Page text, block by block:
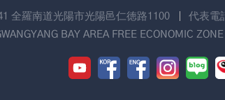
全羅南道光陽市光陽邑仁徳路1100
代表電
BAY AREA FREE ECONOMIC